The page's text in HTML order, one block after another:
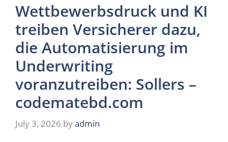
Wettbewerbsdruck und KI
treiben Versicherer dazu,
die Automatisierung im
Underwriting
voranzutreiben: Sollers –
codematebd.com
July 3, 2026 byadmin